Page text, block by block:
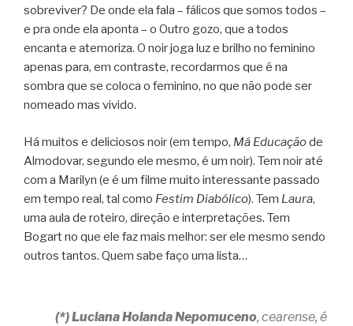
sobreviver? De onde ela fala – fálicos que somos todos –
e pra onde ela aponta – o Outro gozo, que a todos
encanta e atemoriza. O noir joga luz e brilho no feminino
apenas para, em contraste, recordarmos que é na
sombra que se coloca o feminino, no que não pode ser
nomeado mas vivido.
Há muitos e deliciosos noir (em tempo, Má Educaçãode
Almodovar, segundo ele mesmo, é um noir). Tem noir até
com a Marilyn (e é um filme muito interessante passado
em tempo real, tal como Festim Diabólico). Tem Laura,
uma aula de roteiro, direção e interpretações. Tem
Bogart no que ele faz mais melhor: ser ele mesmo sendo
outros tantos. Quem sabe faço uma lista…
(*) Luciana Holanda Nepomuceno, cearense, é